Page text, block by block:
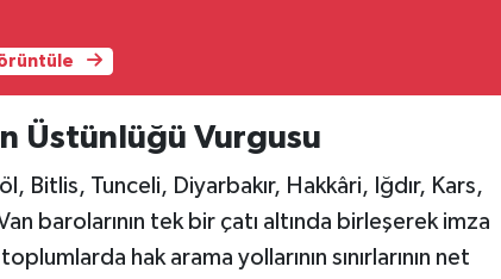
Üstünlüğü Vurgusu
Bitlis, Tunceli, Diyarbakır, Hakkâri, Iğdır, Kars,
barolarının tek bir çatı altında birleşerek imza
hak arama yollarının sınırlarının net